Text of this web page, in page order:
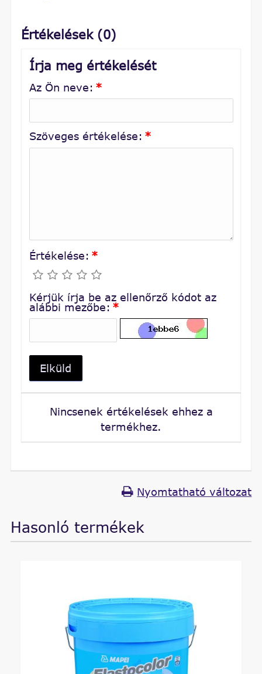
Értékelések (0)
Írja meg értékelését
Az Ön neve: *
Szöveges értékelése: *
Értékelése: *
Kérjük írja be az ellenőrző kódot az
alábbi mezőbe: *
Elküld
Nincsenek értékelések ehhez a
termékhez.
Nyomtatható változat
Hasonló termékek